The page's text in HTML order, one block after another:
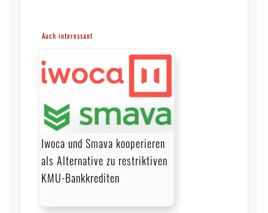
Auch interessant
Iwoca und Smava kooperieren
als Alternative zu restriktiven
KMU-Bankkrediten